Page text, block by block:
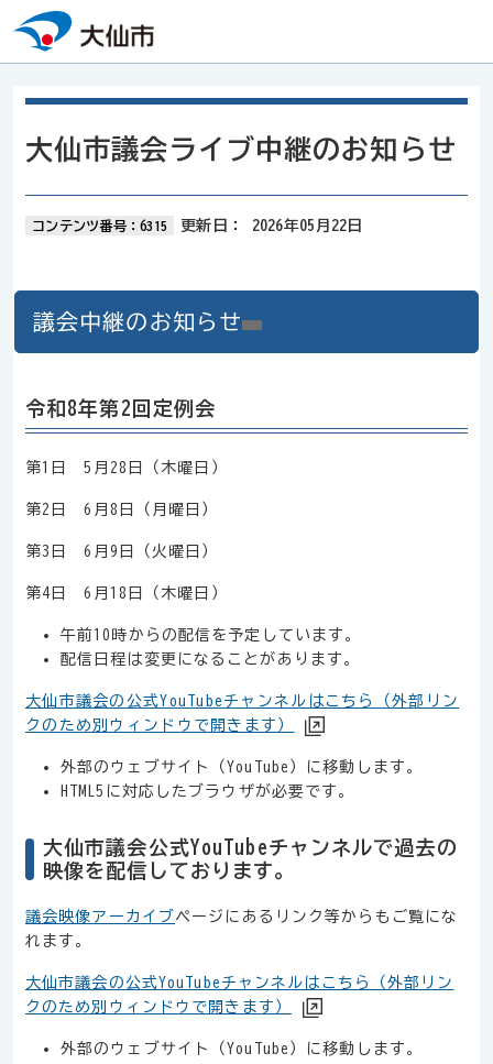
本文へスキップ
大仙市議会ライブ中継のお知らせ
コンテンツ番号：6315 更新日： 2026年05月22日
議会中継のお知らせ
令和8年第2回定例会
第1日 5月28日（木曜日）
第2日 6月8日（月曜日）
第3日 6月9日（火曜日）
第4日 6月18日（木曜日）
午前10時からの配信を予定しています。
配信日程は変更になることがあります。
大仙市議会の公式YouTubeチャンネルはこちら（外部リン
クのため別ウィンドウで開きます）
外部のウェブサイト（YouTube）に移動します。
HTML5に対応したブラウザが必要です。
大仙市議会公式YouTubeチャンネルで過去の
映像を配信しております。
議会映像アーカイブ ページにあるリンク等からもご覧にな
れます。
大仙市議会の公式YouTubeチャンネルはこちら（外部リン
クのため別ウィンドウで開きます）
外部のウェブサイト（YouTube）に移動します。